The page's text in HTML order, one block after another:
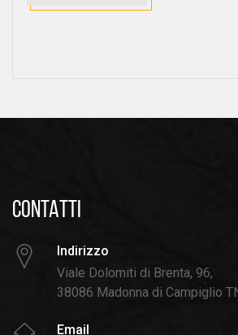
CONTATTI
Indirizzo
Viale Dolomiti di Brenta, 96,
38086 Madonna di Campiglio
Email